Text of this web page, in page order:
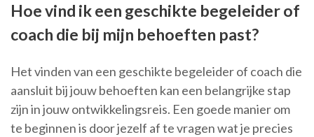
Hoe vind ik een geschikte begeleider of
coach die bij mijn behoeften past?
Het vinden van een geschikte begeleider of coach die
aansluit bij jouw behoeften kan een belangrijke stap
zijn in jouw ontwikkelingsreis. Een goede manier om
te beginnen is door jezelf af te vragen wat je precies